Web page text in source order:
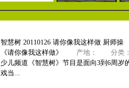
智慧树 20110126 请你像我这样做 厨师操
《请你像我这样做》 产地：
分类
少儿频道《智慧树》节目是面向3到6周
戏当...